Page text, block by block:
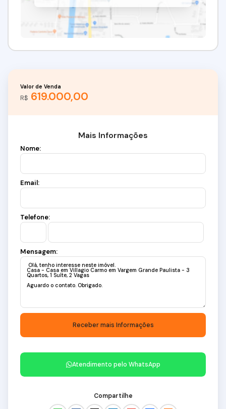
R$ 619.000,00
Valor de Venda
Mais Informações
Nome:
Email:
Telefone:
Mensagem:
Atendimento pelo WhatsApp
Compartilhe